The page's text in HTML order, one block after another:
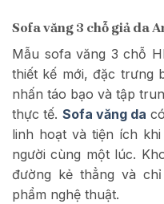
Sofa văng 3 chỗ giả da
Mẫu sofa văng 3 chỗ
thiết kế mới, đặc trưng
nhấn táo bạo và tập
thực tế. Sofa văng da
linh hoạt và tiện ích
người cùng một lúc.
đường kẻ thẳng và
phẩm nghệ thuật.